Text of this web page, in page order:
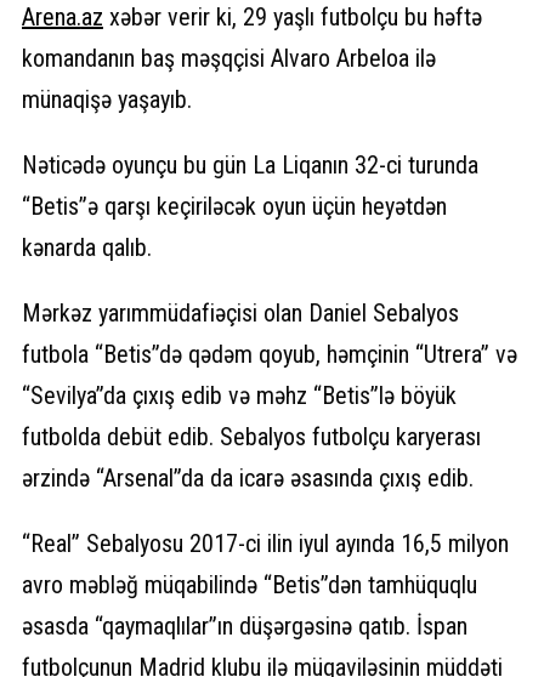
Arena.az xəbər verir ki, 29 yaşlı futbolçu bu həftə
komandanın baş məşqçisi Alvaro Arbeloa ilə
münaqişə yaşayıb.
Nəticədə oyunçu bu gün La Liqanın 32-ci turunda
“Betis”ə qarşı keçiriləcək oyun üçün heyətdən
kənarda qalıb.
Mərkəz yarımmüdafiəçisi olan Daniel Sebalyos
futbola “Betis”də qədəm qoyub, həmçinin “Utrera” və
“Sevilya”da çıxış edib və məhz “Betis”lə böyük
futbolda debüt edib. Sebalyos futbolçu karyerası
ərzində “Arsenal”da da icarə əsasında çıxış edib.
“Real” Sebalyosu 2017-ci ilin iyul ayında 16,5 milyon
avro məbləğ müqabilində “Betis”dən tamhüquqlu
əsasda “qaymaqlılar”ın düşərgəsinə qatıb. İspan
futbolçunun Madrid klubu ilə müqaviləsinin müddəti